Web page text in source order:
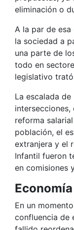
eliminación o
A la par de esa
la sociedad a
una parte de
todo en
legislativo
La escalada
reforma
población, el
extranjera y el
Infantil fueron
en comisiones
Economía
En un
confluencia de